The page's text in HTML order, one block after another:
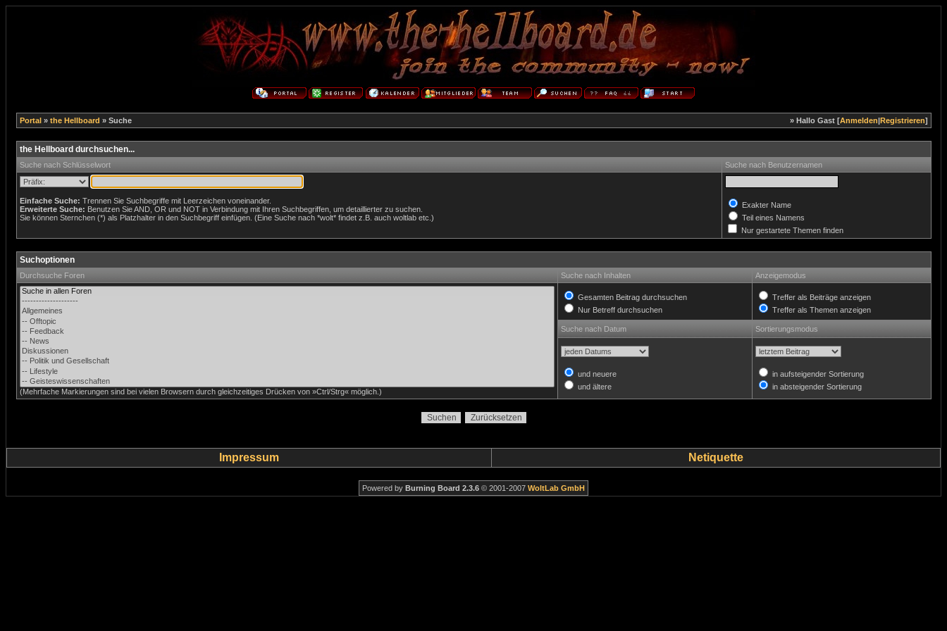
Portal» the Hellboard » Suche » Hallo Gast [Anmelden|Registrieren]
the Hellboard durchsuchen...
Suche nach Schlüsselwort Suche nach Benutzernamen
Einfache Suche: Trennen Sie Suchbegriffe mit Leerzeichen voneinander.
Erweiterte Suche: Benutzen Sie AND, OR und NOT in Verbindung mit Ihren Suchbegriffen, um detaillierter zu suchen.
Sie können Sternchen (*) als Platzhalter in den Suchbegriff einfügen. (Eine Suche nach *wolt* findet z.B. auch woltlab etc.)
Exakter Name
Teil eines Namens
Nur gestartete Themen finden
Suchoptionen
Durchsuche Foren Suche nach Inhalten Anzeigemodus
(Mehrfache Markierungen sind bei vielen Browsern durch gleichzeitiges Drücken von »Ctrl/Strg« möglich.)
Gesamten Beitrag durchsuchen
Nur Betreff durchsuchen
Treffer als Beiträge anzeigen
Treffer als Themen anzeigen
Suche nach Datum Sortierungsmodus
und neuere
und ältere
in aufsteigender Sortierung
in absteigender Sortierung
Impressum Netiquette
Powered by Burning Board 2.3.6 © 2001-2007 WoltLab GmbH